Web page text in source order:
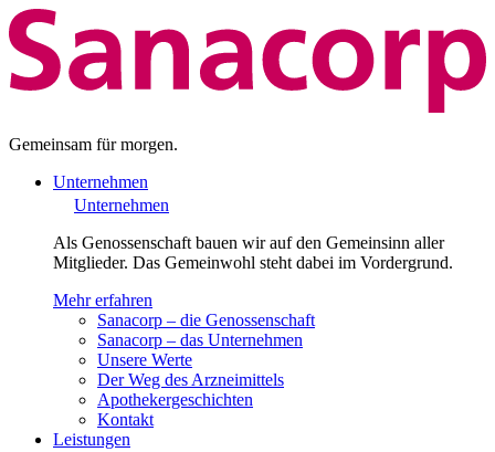
Gemeinsam für morgen.
Unternehmen
Unternehmen
Als Genossenschaft bauen wir auf den Gemeinsinn aller
Mitglieder. Das Gemeinwohl steht dabei im Vordergrund.
Mehr erfahren
Sanacorp – die Genossenschaft
Sanacorp – das Unternehmen
Unsere Werte
Der Weg des Arzneimittels
Apothekergeschichten
Kontakt
Leistungen